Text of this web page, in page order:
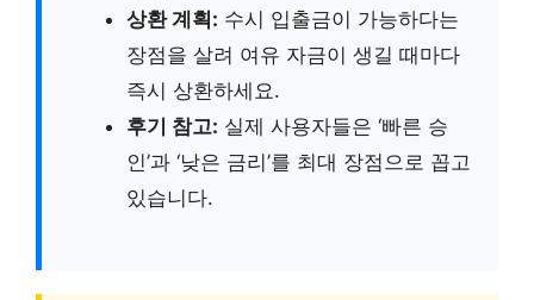
상환 계획: 수시 입출금이 가능하다는
장점을 살려 여유 자금이 생길 때마다
즉시 상환하세요.
후기 참고: 실제 사용자들은 ‘빠른 승
인’과 ‘낮은 금리’를 최대 장점으로 꼽고
있습니다.